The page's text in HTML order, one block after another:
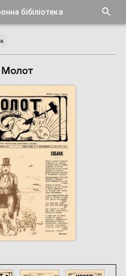
бібіліотека
Молот